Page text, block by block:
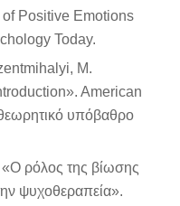
Positive Emotions
Today.
M.
American
υπόβαθρο
ρόλος της βίωσης
ψυχοθεραπεία».